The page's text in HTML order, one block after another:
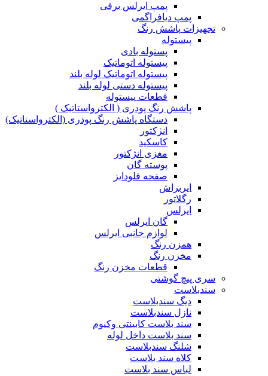
پمپ ایرلس برقی
پمپ دیافراگمی
تجهیزات پاشش رنگ
پیستوله
پستوله بادی
پیستوله اتوماتیک
پیستوله اتوماتیک لوله بلند
پیستوله دستی لوله بلند
قطعات پیستوله
پاشش رنگ پودری ( الکترواستاتیک )
دستگاه پاشش رنگ پودری (الکترواستاتیک)
انژکتور
کاسکید
مغزی انژکتور
پوسته گان
صفحه فلودایز
ایربراش
رگلاتور
ایرلس
گان ایرلس
لوازم جانبی ایرلس
همزن رنگ
مخزن رنگ
قطعات مخزن رنگ
سری پیچ گوشتی
سندبلاست
دیگ سندبلاست
نازل سندبلاست
سند بلاست کابینتی وکیوم
سند بلاست داخل لوله
شلنگ سندبلاست
کلاه سند بلاست
لباس سند بلاست